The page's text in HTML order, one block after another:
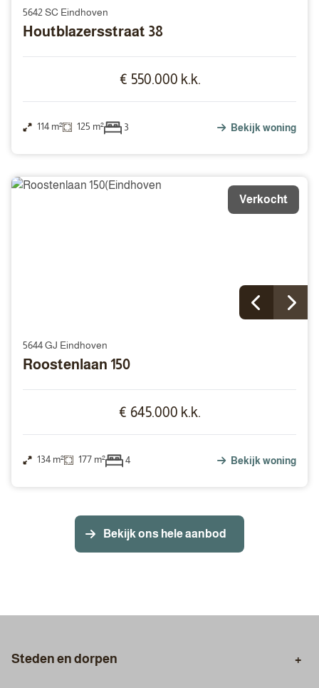
5642 SC Eindhoven
Houtblazersstraat 38
€ 550.000 k.k.
114 m² 125 m² 3 Bekijk woning
Verkocht
5644 GJ Eindhoven
Roostenlaan 150
€ 645.000 k.k.
134 m² 177 m² 4 Bekijk woning
Bekijk ons hele aanbod
Steden en dorpen